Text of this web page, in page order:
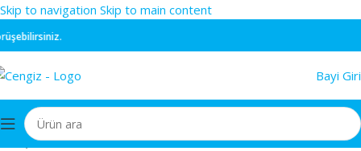
Skip to navigation Skip to main content
Bayi
Ana Sayfa/KOKULAR & TEMİZLEYİCİLER/KOLONYA & GÜLSUYU